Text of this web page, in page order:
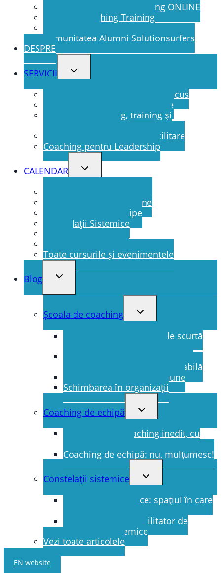
PURE Brief Coaching Training ONLINE
Modul 1 Coaching Training
Comunitatea Alumni Solutionsurfers
DESPRE
SERVICII Toggle
child
Coaching individual Solution Focus
Cursuri coaching pentru echipe
Servicii de coaching, training și
Training și consultanță – Facilitare
Coaching pentru Leadership
CALENDAR Toggle
child
Școala de coaching online
Coaching pentru echipe
Constelații Sistemice
Toate cursurile și evenimentele
Blog Toggle
menu
Școala de coaching Toggle
child
Introducere în coaching de scurtă
invitație la schimbare sustenabilă
Arta de a pune întrebări bune
Schimbarea în organizații
Coaching de echipă Toggle
child
menu
Un proiect de coaching inedit, cu
Coaching de echipă: nu, mulțumesc!
Constelații sistemice Toggle
child
Constelații sistemice: spațiul în care
Povestea mea ca facilitator de
constelații sistemice
Vezi toate articolele
EN website